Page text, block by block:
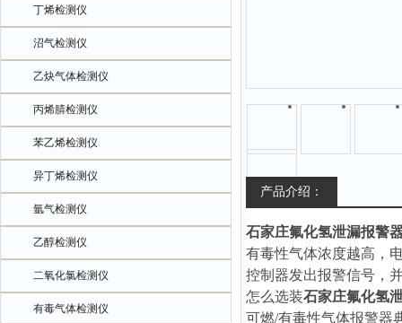
丁烯检测仪
沼气检测仪
乙炔气体检测仪
丙烯腈检测仪
苯乙烯检测仪
异丁烯检测仪
氩气检测仪
乙醇检测仪
二氧化氯检测仪
有毒气体检测仪
产品介绍：
石家庄氟化氢泄漏报警
有毒性气体浓度越高，
控制器发出报警信号，
怎么选装石家庄氟化氢
可燃/有毒性气体报警器